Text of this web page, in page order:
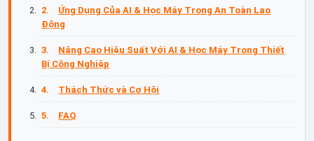
Ứng Dụng Của AI & Học Máy Trong An Toàn Lao
Động
Nâng Cao Hiệu Suất Với AI & Học Máy Trong Thiết
Bị Công Nghiệp
Thách Thức và Cơ Hội
FAQ